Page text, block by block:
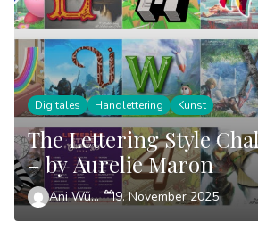
Digitales Handlettering Kunst
The Lettering Style
– by Aurelie Maron
Ani Wünsch 9. November 2025